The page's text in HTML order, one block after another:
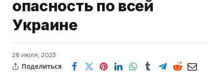
опасность по всей
Украине
28 июля, 2023
Поделиться